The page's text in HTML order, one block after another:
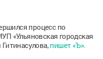
процесс по
«Ульяновская городская
пишет «Ъ».